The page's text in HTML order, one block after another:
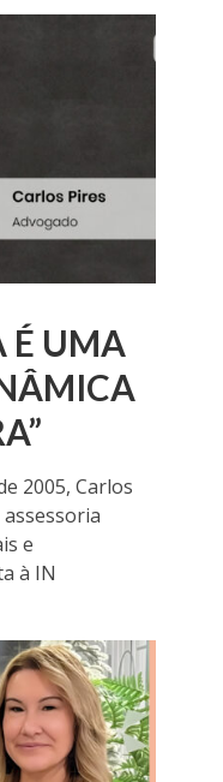
É UMA
2005, Carlos
e
à IN